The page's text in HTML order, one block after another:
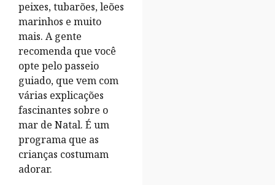
peixes, tubarões, leões
marinhos e muito
mais. A gente
recomenda que você
opte pelo passeio
guiado, que vem com
várias explicações
fascinantes sobre o
mar de Natal. É um
programa que as
crianças costumam
adorar.